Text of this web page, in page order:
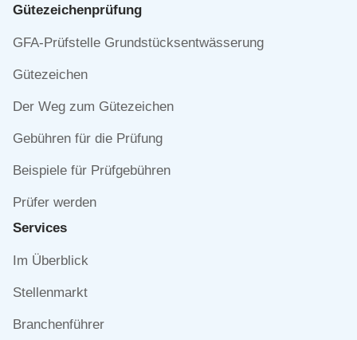
Gütezeichen­prüfung
Navigation
GFA-Prüfstelle Grundstücksentwässerung
Gütezeichen
Der Weg zum Gütezeichen
Gebühren für die Prüfung
Beispiele für Prüfgebühren
Prüfer werden
Services
Navigation
Im Überblick
Stellenmarkt
Branchenführer